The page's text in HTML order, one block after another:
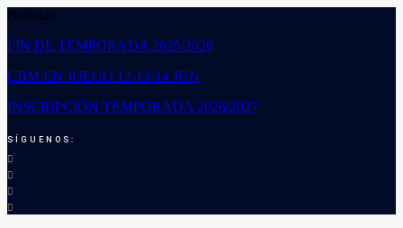
Noticias:
FIN DE TEMPORADA 2025/2026
CBM EN JUEGO 12-13-14 JUN
INSCRIPCIÓN TEMPORADA 2026/2027
SÍGUENOS: